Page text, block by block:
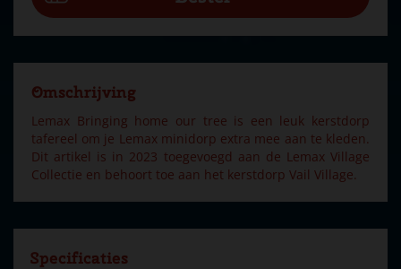
Omschrijving
Lemax Bringing home our tree is een leuk kerstdorp
tafereel om je Lemax minidorp extra mee aan te kleden.
Dit artikel is in 2023 toegevoegd aan de Lemax Village
Collectie en behoort toe aan het kerstdorp Vail Village.
Specificaties